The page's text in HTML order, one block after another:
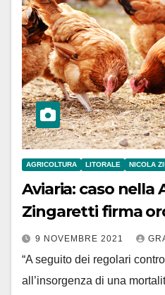
AGRICOLTURA LITORALE NICOLA
Aviaria: caso nella Asl Roma3.
Zingaretti firma
9 NOVEMBRE 2021
“A seguito dei regolari
all’insorgenza di una